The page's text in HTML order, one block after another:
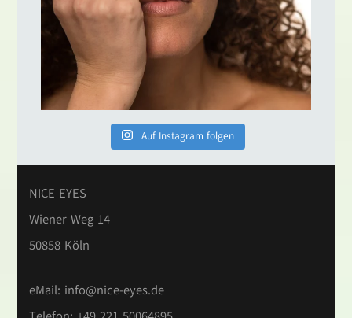
Auf Instagram folgen
NICE EYES
Wiener Weg 14
50858 Köln
eMail: info@nice-eyes.de